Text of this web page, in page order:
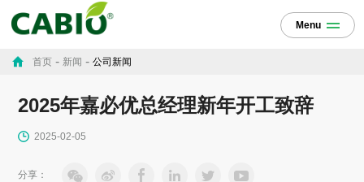
Menu
首页 - 新闻 -公司新闻
2025年嘉必优总经理新年开工致辞
2025-02-05
分享：